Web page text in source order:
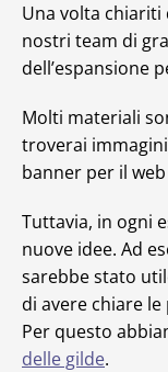
Una volta
nostri team di
dell’espansione
Molti materiali
troverai
banner per il web
Tuttavia, in ogni
nuove idee. Ad
sarebbe stato
di avere chiare
Per questo
delle gilde.